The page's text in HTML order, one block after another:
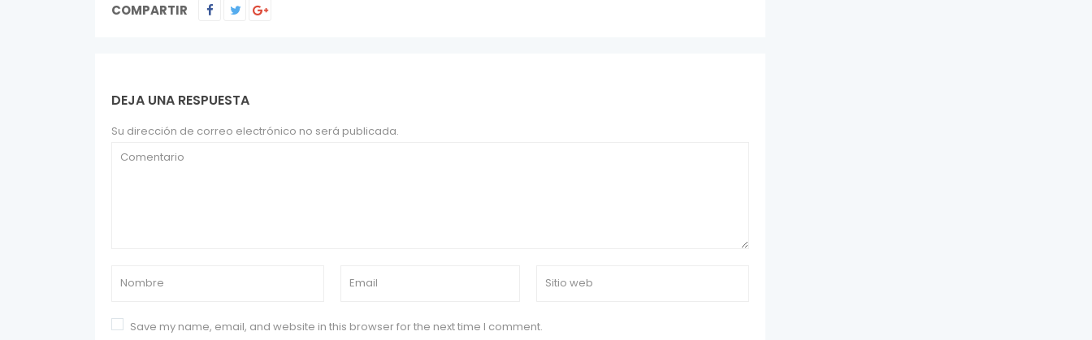
COMPARTIR
DEJA UNA RESPUESTA
Su dirección de correo electrónico no será publicada.
Save my name, email, and website in this browser for the next time I comment.